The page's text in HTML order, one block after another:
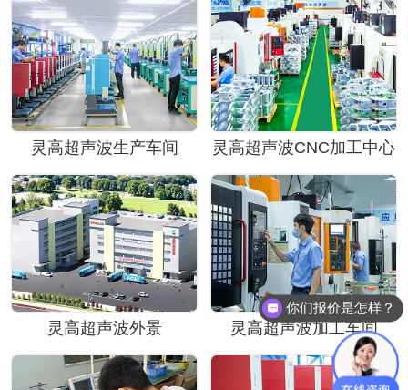
灵高超声波生产车间 灵高超声波CNC加工中心
灵高超声波外景 灵高超声波加工车间
你们报价是怎样？